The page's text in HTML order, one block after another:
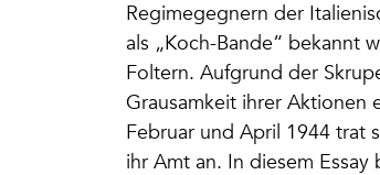
Regimegegnern der
als „Koch-Bande“ bekannt
Foltern. Aufgrund der
Grausamkeit ihrer Aktionen
Februar und April 1944 trat
ihr Amt an. In diesem